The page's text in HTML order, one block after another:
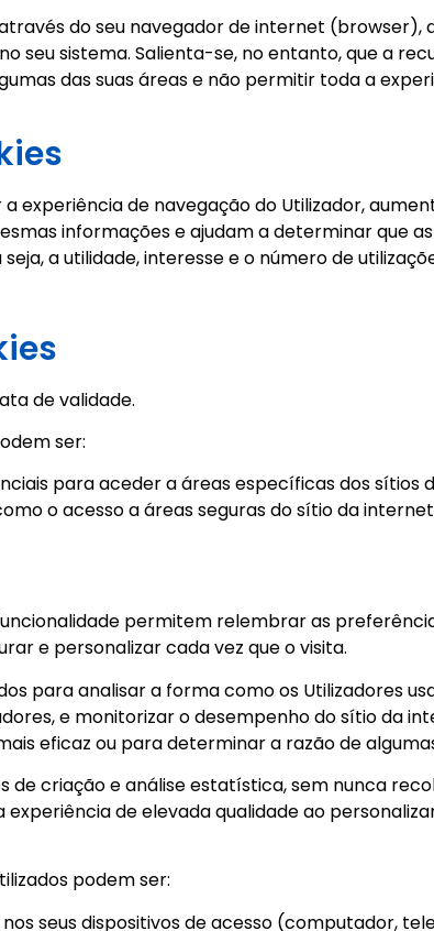
do seu navegador de internet
seu sistema. Salienta-se, no entanto, que a
das suas áreas e não permitir toda a
experiência de navegação do Utilizador,
informações e ajudam a determinar que
a utilidade, interesse e o número de
de validade.
ser:
para aceder a áreas específicas dos
o acesso a áreas seguras do sítio da
permitem relembrar as
e personalizar cada vez que o visita.
para analisar a forma como os Utilizadores
e monitorizar o desempenho do sítio da
eficaz ou para determinar a razão de
de criação e análise estatística, sem nunca
experiência de elevada qualidade ao
podem ser:
seus dispositivos de acesso (computador,